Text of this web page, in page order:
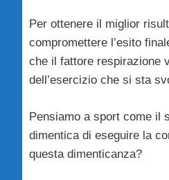
Per ottenere il miglior
compromettere l’esito
che il fattore respirazione
dell’esercizio che si sta
Pensiamo a sport come il
dimentica di eseguire la
questa dimenticanza?